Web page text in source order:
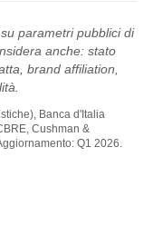
parametri pubblici di
anche: stato
brand affiliation,
Banca d'Italia
Cushman &
Q1 2026.